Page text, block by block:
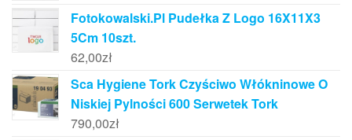
Fotokowalski.Pl Pudełka Z Logo 16X11X3
5Cm 10szt.
62,00zł
Sca Hygiene Tork Czyściwo Włókninowe O
Niskiej Pylności 600 Serwetek Tork
790,00zł